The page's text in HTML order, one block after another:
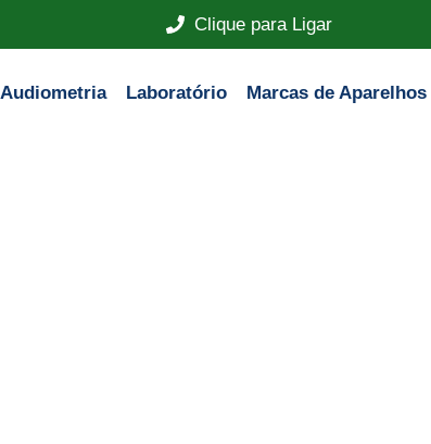
Clique para Ligar
Audiometria Laboratório Marcas de Aparelhos